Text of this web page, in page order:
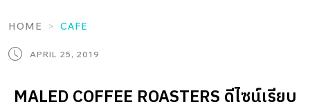
HOME CAFE
APRIL 25, 2019
MALED COFFEE ROASTERS ดีไซน์เรียบ